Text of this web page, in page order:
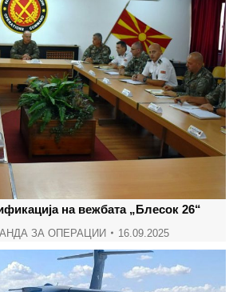
на вежбата „Блесок 26“
ЗА ОПЕРАЦИИ 16.09.2025